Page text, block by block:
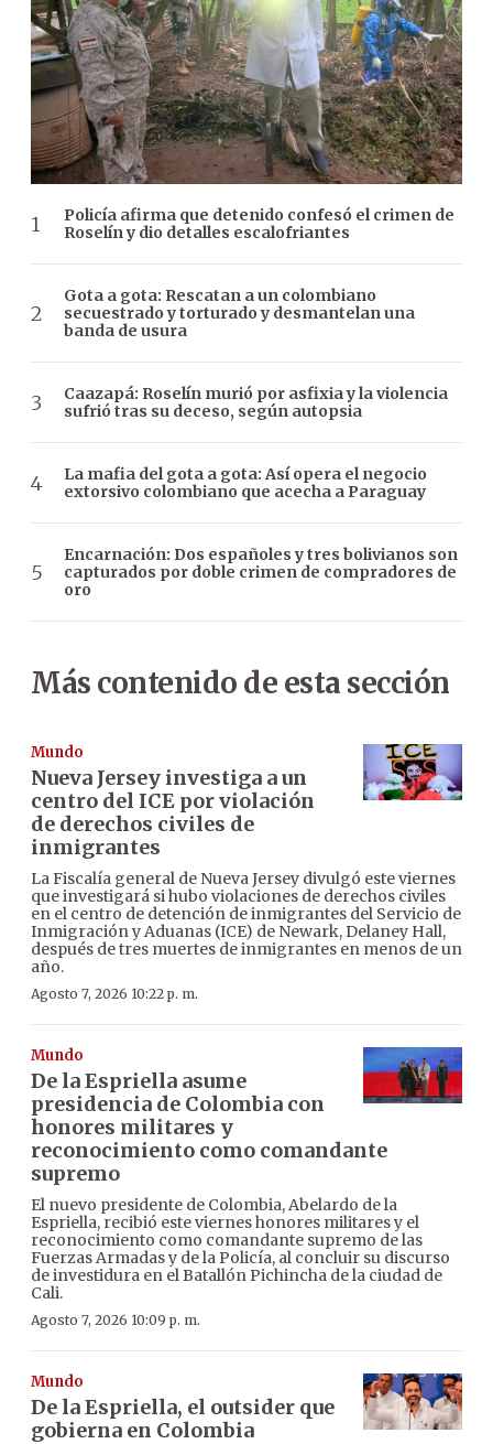
Policía afirma que detenido confesó el crimen de
Roselín y dio detalles escalofriantes
Gota a gota: Rescatan a un colombiano
secuestrado y torturado y desmantelan una
banda de usura
Caazapá: Roselín murió por asfixia y la violencia
sufrió tras su deceso, según autopsia
La mafia del gota a gota: Así opera el negocio
extorsivo colombiano que acecha a Paraguay
Encarnación: Dos españoles y tres bolivianos son
capturados por doble crimen de compradores de
oro
Más contenido de esta sección
Mundo
Nueva Jersey investiga a un
centro del ICE por violación
de derechos civiles de
inmigrantes
La Fiscalía general de Nueva Jersey divulgó este viernes
que investigará si hubo violaciones de derechos civiles
en el centro de detención de inmigrantes del Servicio de
Inmigración y Aduanas (ICE) de Newark, Delaney Hall,
después de tres muertes de inmigrantes en menos de un
año.
Agosto 7, 2026 10:22 p. m.
Mundo
De la Espriella asume
presidencia de Colombia con
honores militares y
reconocimiento como comandante
supremo
El nuevo presidente de Colombia, Abelardo de la
Espriella, recibió este viernes honores militares y el
reconocimiento como comandante supremo de las
Fuerzas Armadas y de la Policía, al concluir su discurso
de investidura en el Batallón Pichincha de la ciudad de
Cali.
Agosto 7, 2026 10:09 p. m.
Mundo
De la Espriella, el outsider que
gobierna en Colombia